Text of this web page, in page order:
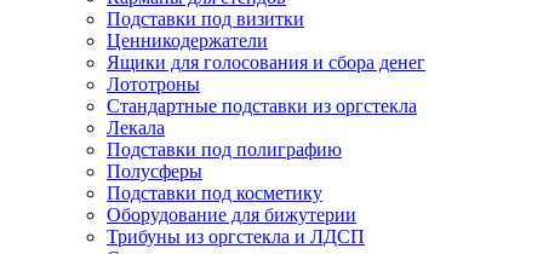
Подставки под визитки
Ценникодержатели
Ящики для голосования и сбора денег
Лототроны
Стандартные подставки из оргстекла
Лекала
Подставки под полиграфию
Полусферы
Подставки под косметику
Оборудование для бижутерии
Трибуны из оргстекла и ЛДСП